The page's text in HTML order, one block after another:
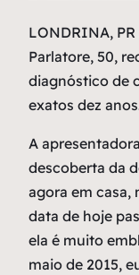
LONDRINA,
Parlatore, 50,
diagnóstico de
exatos dez
A
descoberta da
agora em casa,
data de hoje
ela é muito
maio de 2015,